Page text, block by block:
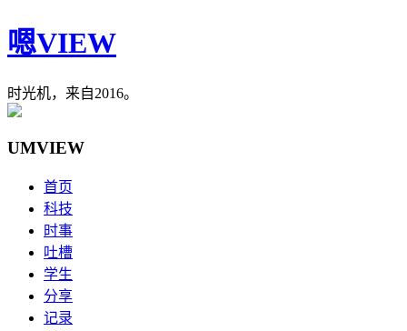
嗯VIEW
时光机，来自2016。
UMVIEW
首页
科技
时事
吐槽
学生
分享
记录